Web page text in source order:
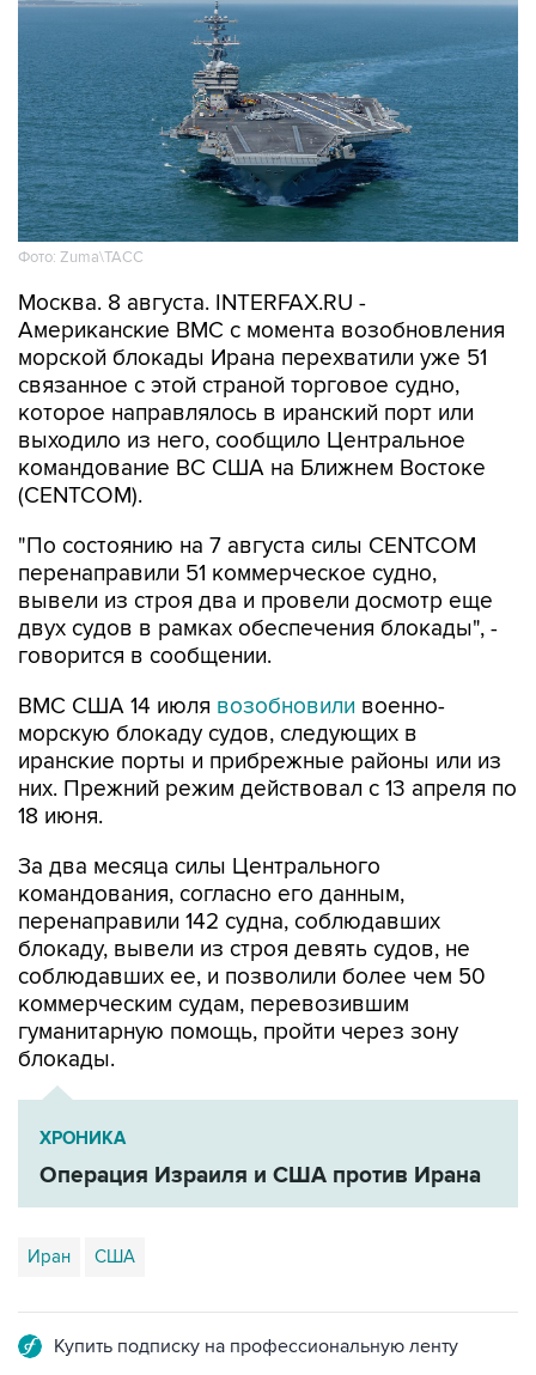
Фото: Zuma\ТАСС
Москва. 8 августа. INTERFAX.RU -
морской блокады Ирана перехватили уже 51
связанное с этой страной торговое судно,
которое направлялось в иранский порт или
выходило из него, сообщило Центральное
командование ВС США на Ближнем Востоке
(CENTCOM).
"По состоянию на 7 августа силы CENTCOM
вывели из строя два и провели досмотр еще
двух судов в рамках обеспечения блокады", -
говорится в сообщении.
ВМС США 14 июлявозобновили
иранские порты и прибрежные районы или из
них. Прежний режим действовал с 13 апреля по
18 июня.
За два месяца силы Центрального
перенаправили 142 судна, соблюдавших
блокаду, вывели из строя девять судов, не
соблюдавших ее, и позволили более чем 50
коммерческим судам, перевозившим
гуманитарную помощь, пройти через зону
блокады.
ХРОНИКА
Операция Израиля и США против Ирана
Иран США
Подписаться на рассылку главных новостей сайта